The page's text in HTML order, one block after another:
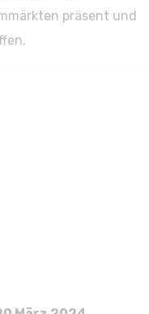
präsent und